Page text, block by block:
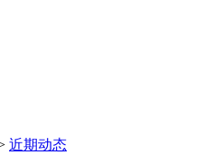
近期动态